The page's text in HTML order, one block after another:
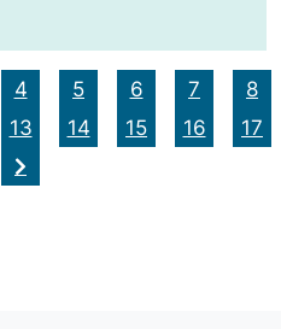
4 5 6 7
8
13 14 15 16 17